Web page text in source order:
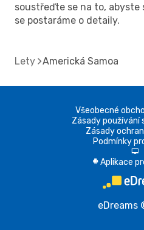
soustřeďte se na to,
se postaráme o detaily.
Lety Americká Samoa
Všeobecné
Zásady používání
Zásady
Podmínky
d
A Aplikace
eDreams